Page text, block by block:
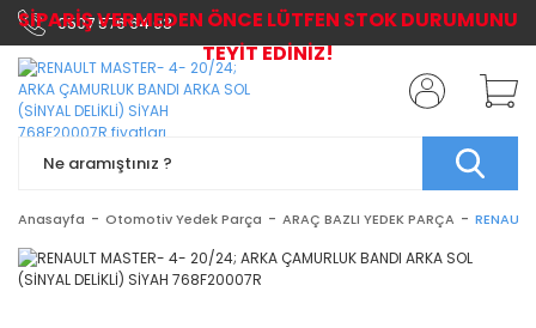
0507 576 64 03
Anasayfa Otomotiv Yedek Parça ARAÇ BAZLI YEDEK PARÇA
SİPARİŞ VERMEDEN ÖNCE LÜTFEN STOK DURUMUNU
TEYİT EDİNİZ!